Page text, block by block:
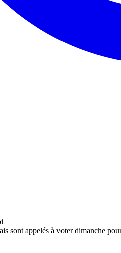
sont appelés à voter dimanche